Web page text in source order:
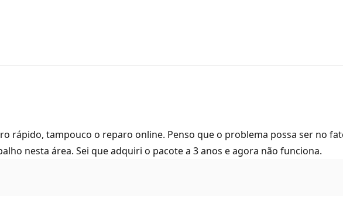
rápido, tampouco o reparo online. Penso que o problema possa ser no
nesta área. Sei que adquiri o pacote a 3 anos e agora não funciona.